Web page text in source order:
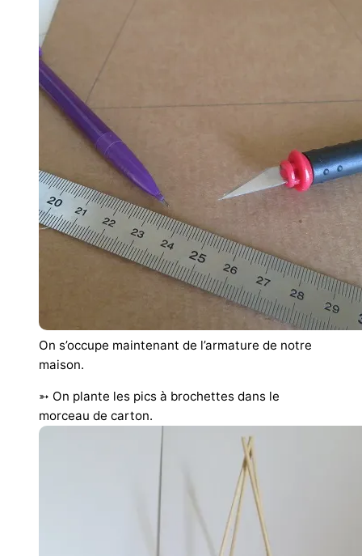
On s’occupe maintenant de l’armature de notre
maison.
➳ On plante les pics à brochettes dans le
morceau de carton.